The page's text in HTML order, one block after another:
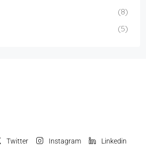
(8)
(5)
Twitter Instagram Linkedin